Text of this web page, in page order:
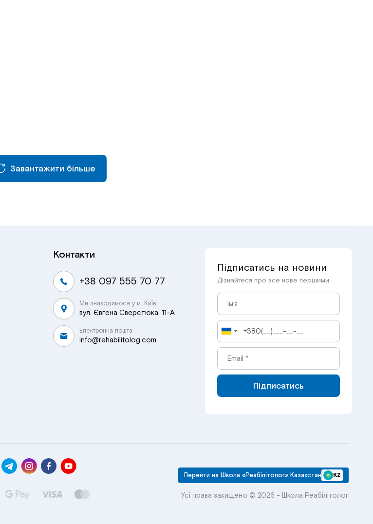
Завантажити більше
Контакти
+38 097 555 70 77
Ми знаходимося у м. Київ
вул. Євгена Сверстюка, 11-А
Електронна пошта
info@rehabilitolog.com
Підписатись на новини
Дізнайтеся про все нове першими
Підписатись
Перейти на Школа «Реабілітолог» Казахстан KZ
Усі права захищено © 2026 - Школа Реабілітолог